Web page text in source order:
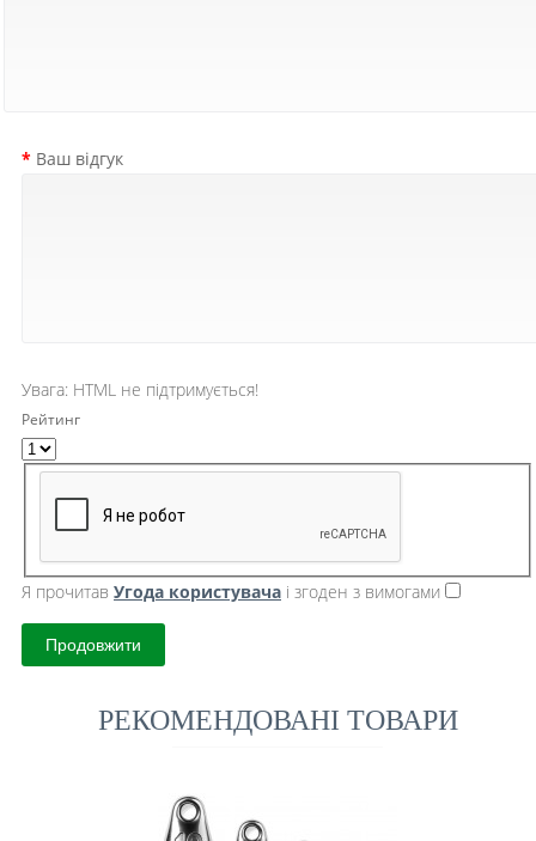
Ваш відгук
Увага: HTML не підтримується!
Рейтинг
Я прочитав Угода користувача і згоден з вимогами
Продовжити
РЕКОМЕНДОВАНІ ТОВАРИ